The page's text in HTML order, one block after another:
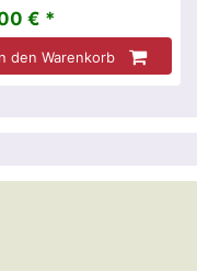
€ *
den Warenkorb